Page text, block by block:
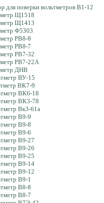
для поверки вольтметров В1-12
Щ1518
Щ1413
Ф5303
РВ8-8
РВ8-7
РВ7-32
РВ7-22А
ДНВ
ВУ-15
ВК7-9
ВК6-18
ВК3-78
Вк3-61а
В9-9
В9-8
В9-6
В9-27
В9-26
В9-25
В9-14
В9-12
В9-1
В8-8
В8-7